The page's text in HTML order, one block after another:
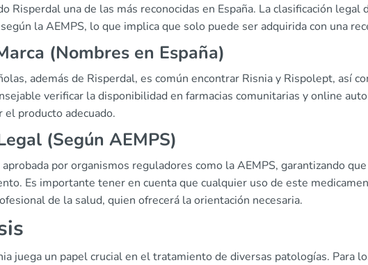
Risperdal una de las más reconocidas en España. La clasificación legal
la AEMPS, lo que implica que solo puede ser adquirida con una
(Nombres en España)
además de Risperdal, es común encontrar Risnia y Rispolept, así
verificar la disponibilidad en farmacias comunitarias y online
el producto adecuado.
(Según AEMPS)
por organismos reguladores como la AEMPS, garantizando
Es importante tener en cuenta que cualquier uso de este
de la salud, quien ofrecerá la orientación necesaria.
juega un papel crucial en el tratamiento de diversas patologías. Para